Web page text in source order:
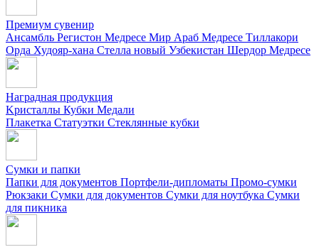
Премиум сувенир
Ансамбль Регистон Медресе Мир Араб Медресе Тиллакори
Орда Худояр-хана Стелла новый Узбекистан Шердор Медресе
Наградная продукция
Kристаллы Кубки Медали
Плакетка Статуэтки Стеклянные кубки
Сумки и папки
Папки для документов Портфели-дипломаты Промо-сумки
Рюкзаки Сумки для документов Сумки для ноутбука Сумки
для пикника